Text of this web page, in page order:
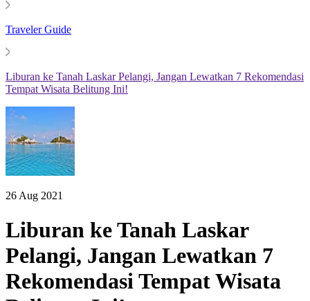
Traveler Guide
Liburan ke Tanah Laskar Pelangi, Jangan Lewatkan 7 Rekomendasi
Tempat Wisata Belitung Ini!
26 Aug 2021
Liburan ke Tanah Laskar
Pelangi, Jangan Lewatkan 7
Rekomendasi Tempat Wisata